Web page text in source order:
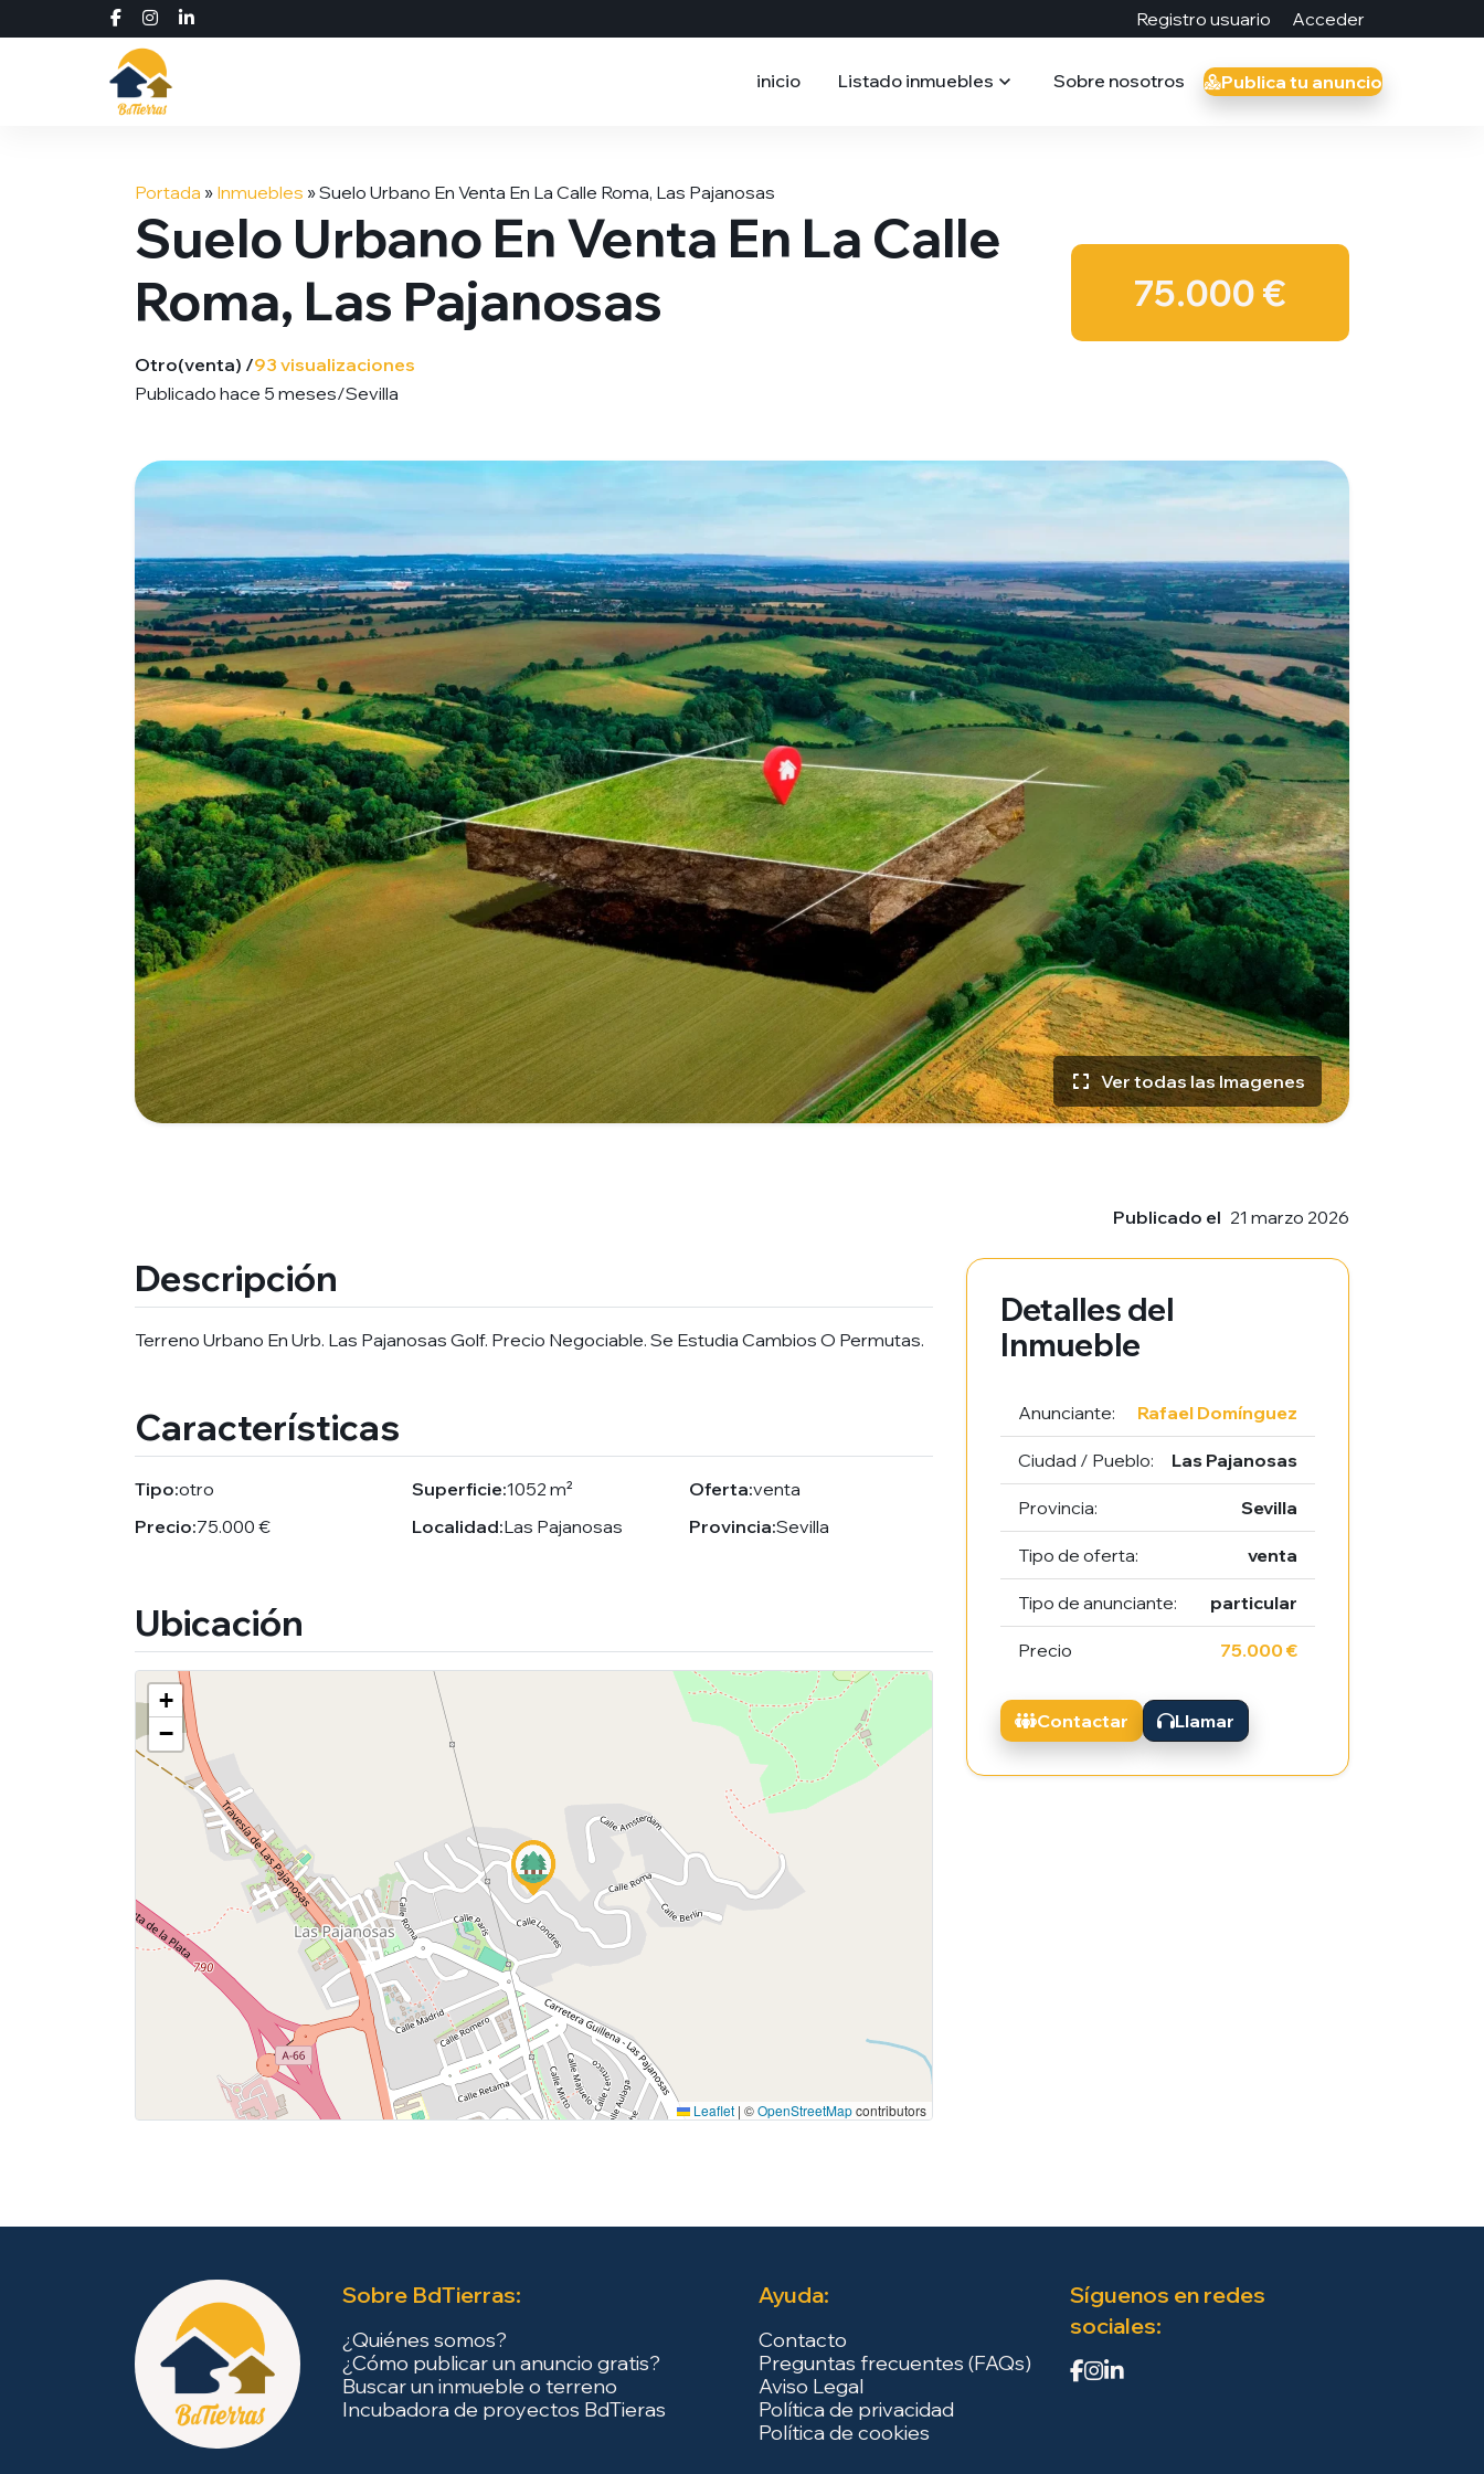
Registro usuario Acceder
inicio Listado inmuebles Sobre nosotros Publica tu anuncio
Portada » Inmuebles »Suelo Urbano En Venta En La Calle Roma, Las Pajanosas
Suelo Urbano En Venta En La Calle
Roma, Las Pajanosas
Otro(venta) /93 visualizaciones
Publicado hace 5 meses/Sevilla
75.000 €
Ver todas las Imagenes
Publicado el 21 marzo 2026
Descripción
Terreno Urbano En Urb. Las Pajanosas Golf. Precio Negociable. Se Estudia Cambios O Permutas.
Características
Tipo:otro Superficie:1052 m² Oferta:venta
Precio:75.000 € Localidad:Las Pajanosas Provincia:Sevilla
Ubicación
+
−
Leaflet | ©OpenStreetMapcontributors
Detalles del
Inmueble
Anunciante: Rafael Domínguez
Ciudad / Pueblo: Las Pajanosas
Provincia: Sevilla
Tipo de oferta: venta
Tipo de anunciante: particular
Precio 75.000 €
Contactar Llamar
Sobre BdTierras:
¿Quiénes somos?
¿Cómo publicar un anuncio gratis?
Buscar un inmueble o terreno
Incubadora de proyectos BdTieras
Ayuda:
Contacto
Preguntas frecuentes (FAQs)
Aviso Legal
Política de privacidad
Política de cookies
Síguenos en redes
sociales: